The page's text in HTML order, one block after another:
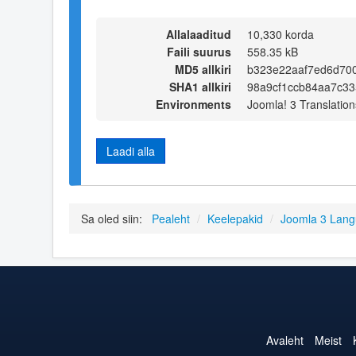
Allalaaditud
10,330 korda
Faili suurus
558.35 kB
MD5 allkiri
SHA1 allkiri
Environments
Joomla! 3
Laadi alla
Sa oled siin: Pealeht / Keelepakid / Joomla 3
Avaleht Meist